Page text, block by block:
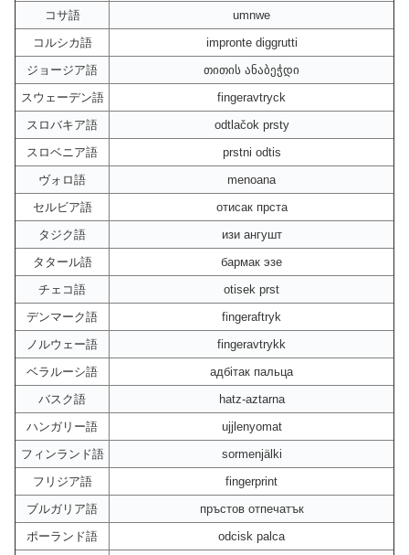
コサ語
umnwe
コルシカ語
impronte diggrutti
ジョージア語
თითის ანაბეჭდი
スウェーデン語
fingeravtryck
スロバキア語
odtlačok prsty
スロベニア語
prstni odtis
ヴォロ語
menoana
セルビア語
отисак прста
タジク語
изи ангушт
タタール語
бармак эзе
チェコ語
otisek prst
デンマーク語
fingeraftryk
ノルウェー語
fingeravtrykk
ベラルーシ語
адбітак пальца
バスク語
hatz-aztarna
ハンガリー語
ujjlenyomat
フィンランド語
sormenjälki
フリジア語
fingerprint
ブルガリア語
пръстов отпечатък
ポーランド語
odcisk palca